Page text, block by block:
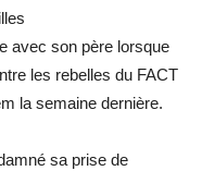
avec son père lorsque
les rebelles du FACT
la semaine dernière.
sa prise de